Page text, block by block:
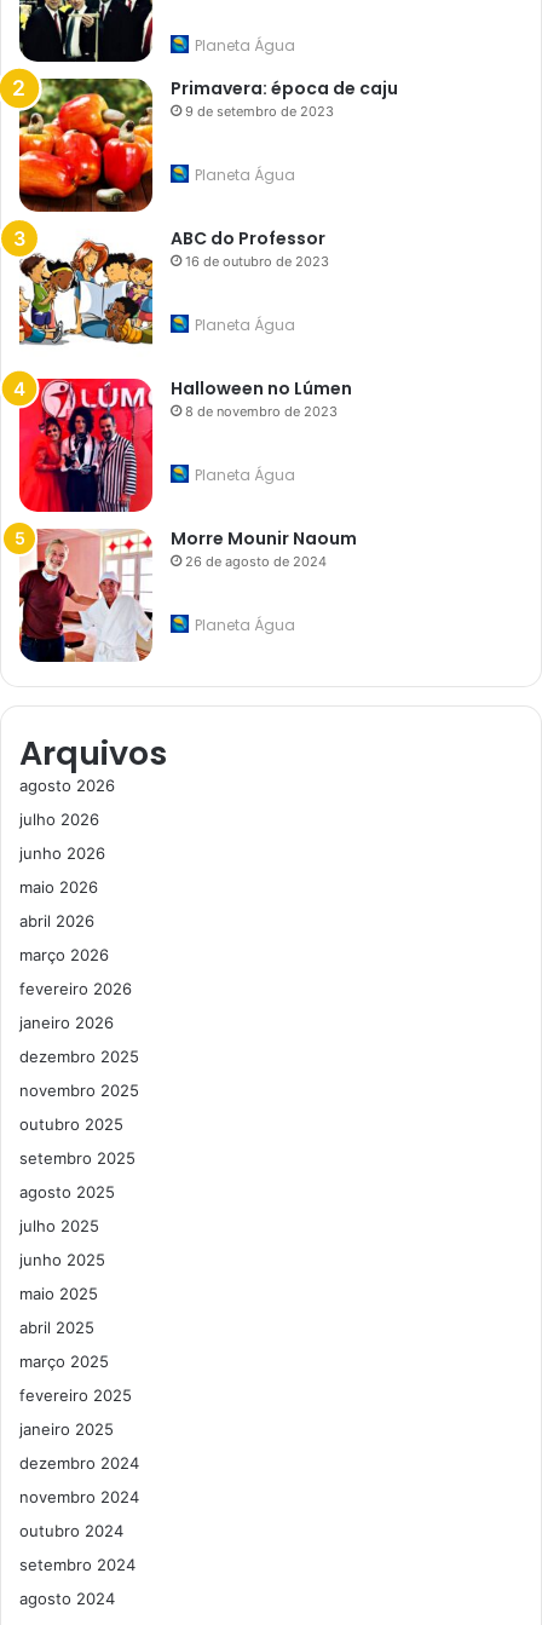
Planeta Água
Primavera: época de caju
9 de setembro de 2023
Planeta Água
ABC do Professor
16 de outubro de 2023
Planeta Água
Halloween no Lúmen
8 de novembro de 2023
Planeta Água
Morre Mounir Naoum
26 de agosto de 2024
Planeta Água
Arquivos
agosto 2026
julho 2026
junho 2026
maio 2026
abril 2026
março 2026
fevereiro 2026
janeiro 2026
dezembro 2025
novembro 2025
outubro 2025
setembro 2025
agosto 2025
julho 2025
junho 2025
maio 2025
abril 2025
março 2025
fevereiro 2025
janeiro 2025
dezembro 2024
novembro 2024
outubro 2024
setembro 2024
agosto 2024